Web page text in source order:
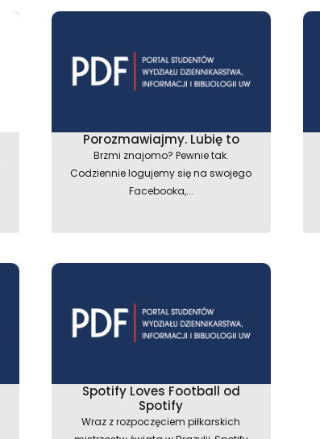
Porozmawiajmy. Lubię to
Brzmi znajomo? Pewnie tak.
Codziennie logujemy się na swojego
Facebooka,...
Spotify Loves Football od
Spotify
Wraz z rozpoczęciem piłkarskich